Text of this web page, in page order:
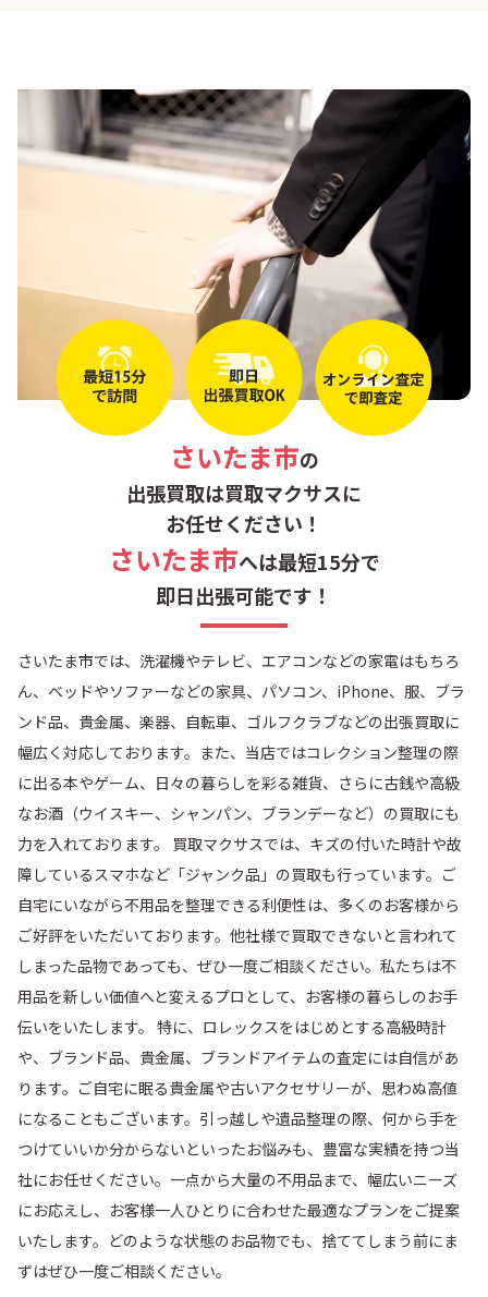
さいたま市の
出張買取は買取マクサスに
お任せください！
さいたま市へは最短15分で
即日出張可能です！
さいたま市では、洗濯機やテレビ、エアコンなどの家電はもちろ
ん、ベッドやソファーなどの家具、パソコン、iPhone、服、ブラ
ンド品、貴金属、楽器、自転車、ゴルフクラブなどの出張買取に
幅広く対応しております。また、当店ではコレクション整理の際
に出る本やゲーム、日々の暮らしを彩る雑貨、さらに古銭や高級
なお酒（ウイスキー、シャンパン、ブランデーなど）の買取にも
力を入れております。 買取マクサスでは、キズの付いた時計や故
障しているスマホなど「ジャンク品」の買取も行っています。ご
自宅にいながら不用品を整理できる利便性は、多くのお客様から
ご好評をいただいております。他社様で買取できないと言われて
しまった品物であっても、ぜひ一度ご相談ください。私たちは不
用品を新しい価値へと変えるプロとして、お客様の暮らしのお手
伝いをいたします。 特に、ロレックスをはじめとする高級時計
や、ブランド品、貴金属、ブランドアイテムの査定には自信があ
ります。ご自宅に眠る貴金属や古いアクセサリーが、思わぬ高値
になることもございます。引っ越しや遺品整理の際、何から手を
つけていいか分からないといったお悩みも、豊富な実績を持つ当
社にお任せください。一点から大量の不用品まで、幅広いニーズ
にお応えし、お客様一人ひとりに合わせた最適なプランをご提案
いたします。どのような状態のお品物でも、捨ててしまう前にま
ずはぜひ一度ご相談ください。